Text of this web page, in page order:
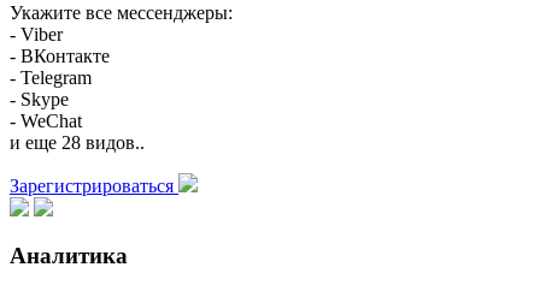
Укажите все мессенджеры:
- Viber
- ВКонтакте
- Telegram
- Skype
- WeChat
и еще 28 видов..
Зарегистрироваться
Аналитика